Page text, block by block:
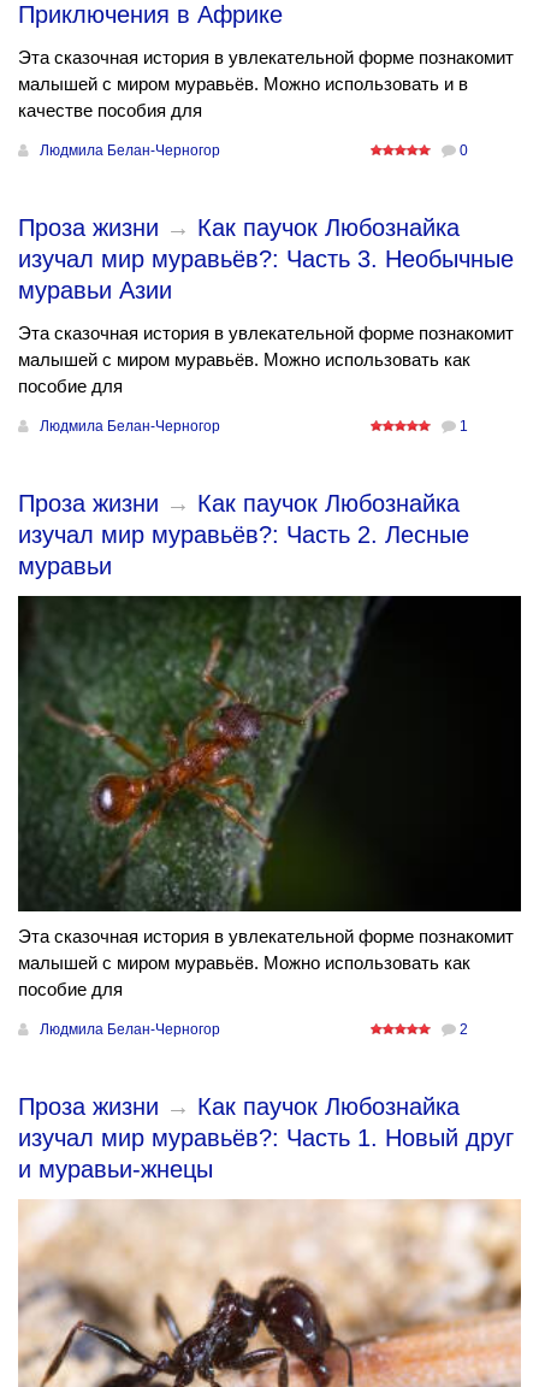
Приключения в Африке
Эта сказочная история в увлекательной форме познакомит
малышей с миром муравьёв. Можно использовать и в
качестве пособия для
Людмила Белан-Черногор 0
Проза жизни → Как паучок Любознайка
изучал мир муравьёв?: Часть 3. Необычные
муравьи Азии
Эта сказочная история в увлекательной форме познакомит
малышей с миром муравьёв. Можно использовать как
пособие для
Людмила Белан-Черногор 1
Проза жизни → Как паучок Любознайка
изучал мир муравьёв?: Часть 2. Лесные
муравьи
Эта сказочная история в увлекательной форме познакомит
малышей с миром муравьёв. Можно использовать как
пособие для
Людмила Белан-Черногор 2
Проза жизни → Как паучок Любознайка
изучал мир муравьёв?: Часть 1. Новый друг
и муравьи-жнецы